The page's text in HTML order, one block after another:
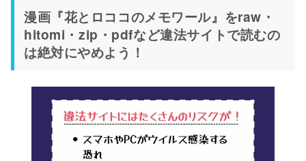
漫画『花とロココのメモワール』をraw・
hitomi・zip・pdfなど違法サイトで読むの
は絶対にやめよう！